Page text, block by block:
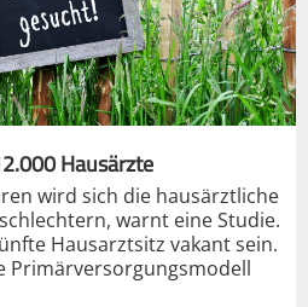
Hausärzte
wird sich die hausärztliche
warnt eine Studie.
Hausarztsitz vakant sein.
Primärversorgungsmodell